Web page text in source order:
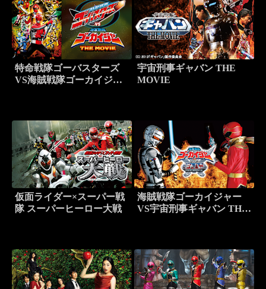
特命戦隊ゴーバスターズ
VS海賊戦隊ゴーカイジャ
宇宙刑事ギャバン THE
MOVIE
仮面ライダー×スーパー戦
隊 スーパーヒーロー大戦
海賊戦隊ゴーカイジャー
VS宇宙刑事ギャバン THE